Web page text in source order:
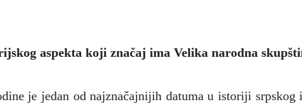
aspekta koji značaj ima Velika narodna
je jedan od najznačajnijih datuma u istoriji